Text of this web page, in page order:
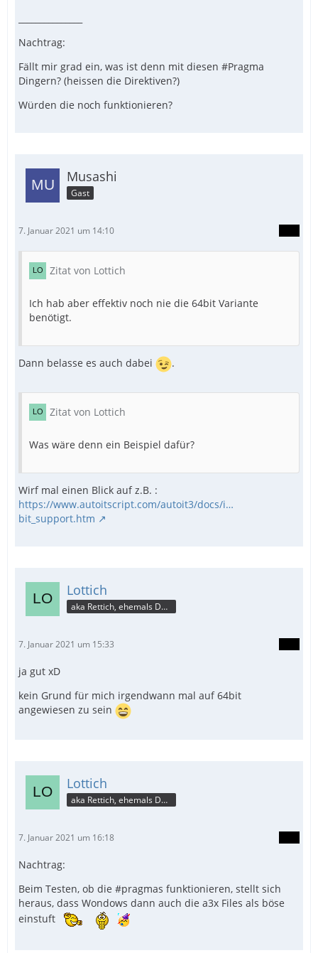
Nachtrag:
Fällt mir grad ein, was ist denn mit diesen #Pragma
Dingern? (heissen die Direktiven?)
Würden die noch funktionieren?
Musashi
Gast
7. Januar 2021 um 14:10
Zitat von Lottich
Ich hab aber effektiv noch nie die 64bit Variante
benötigt.
Dann belasse es auch dabei .
Zitat von Lottich
Was wäre denn ein Beispiel dafür?
Wirf mal einen Blick auf z.B. :
https://www.autoitscript.com/autoit3/docs/i…
bit_support.htm
Lottich
aka Rettich, ehemals DAU
7. Januar 2021 um 15:33
ja gut xD
kein Grund für mich irgendwann mal auf 64bit
angewiesen zu sein
Lottich
aka Rettich, ehemals DAU
7. Januar 2021 um 16:18
Nachtrag:
Beim Testen, ob die #pragmas funktionieren, stellt sich
heraus, dass Wondows dann auch die a3x Files als böse
einstuft